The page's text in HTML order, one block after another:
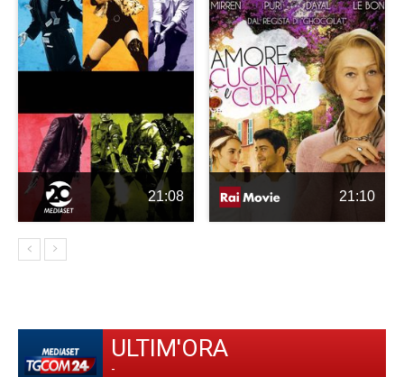
21:08 21:10
ULTIM'ORA
-